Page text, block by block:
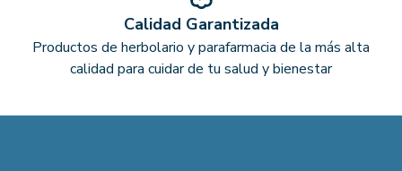
Calidad Garantizada
Productos de herbolario y parafarmacia de la más alta
calidad para cuidar de tu salud y bienestar